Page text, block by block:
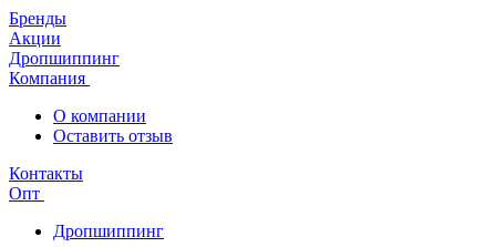
Бренды
Акции
Дропшиппинг
Компания
О компании
Оставить отзыв
Контакты
Опт
Дропшиппинг